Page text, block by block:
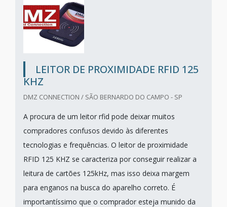
LEITOR DE PROXIMIDADE RFID 125
KHZ
DMZ CONNECTION / SÃO BERNARDO DO CAMPO - SP
A procura de um leitor rfid pode deixar muitos
compradores confusos devido às diferentes
tecnologias e frequências. O leitor de proximidade
RFID 125 KHZ se caracteriza por conseguir realizar a
leitura de cartões 125kHz, mas isso deixa margem
para enganos na busca do aparelho correto. É
importantíssimo que o comprador esteja munido da